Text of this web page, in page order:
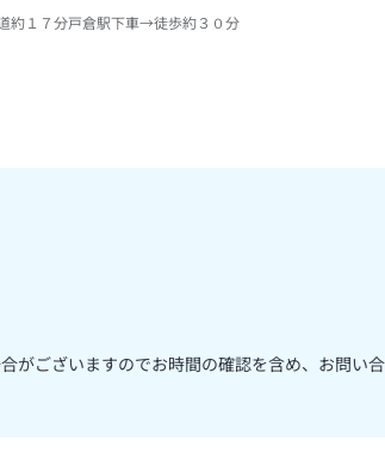
約１７分戸倉駅下車→徒歩約３０分
ございますのでお時間の確認を含め、お問い合